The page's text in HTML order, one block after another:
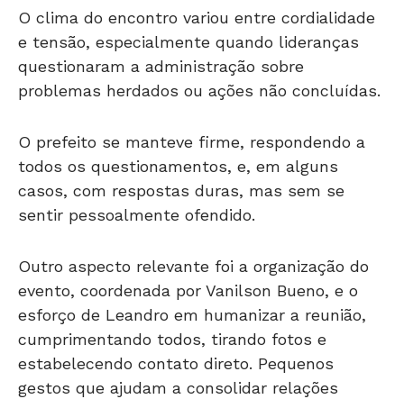
O clima do encontro variou entre cordialidade
e tensão, especialmente quando lideranças
questionaram a administração sobre
problemas herdados ou ações não concluídas.
O prefeito se manteve firme, respondendo a
todos os questionamentos, e, em alguns
casos, com respostas duras, mas sem se
sentir pessoalmente ofendido.
Outro aspecto relevante foi a organização do
evento, coordenada por Vanilson Bueno, e o
esforço de Leandro em humanizar a reunião,
cumprimentando todos, tirando fotos e
estabelecendo contato direto. Pequenos
gestos que ajudam a consolidar relações